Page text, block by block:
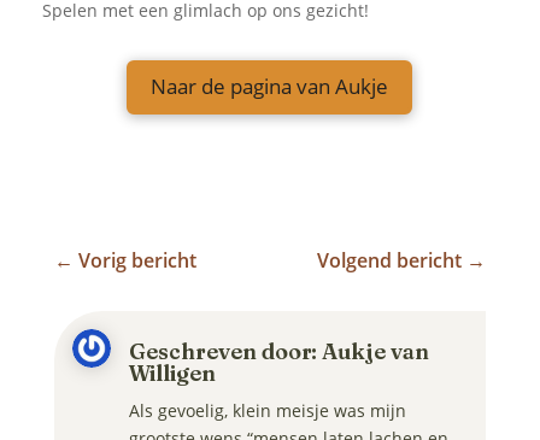
Spelen met een glimlach op ons gezicht!
Naar de pagina van Aukje
← Vorig bericht Volgend bericht →
Geschreven door: Aukje van
Willigen
Als gevoelig, klein meisje was mijn